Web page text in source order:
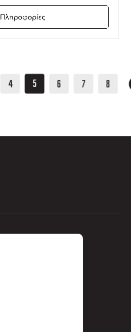
Πληροφορίες
4 5 6 7 8